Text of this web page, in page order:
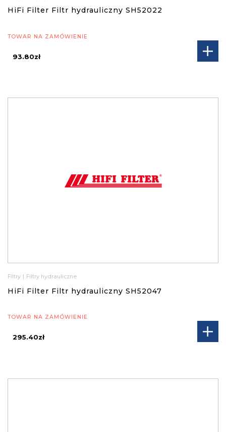
HiFi Filter Filtr hydrauliczny SH52022
TOWAR NA ZAMÓWIENIE
93.80zł
Filtry Filtry hydrauliczne
HiFi Filter Filtr hydrauliczny SH52047
TOWAR NA ZAMÓWIENIE
295.40zł